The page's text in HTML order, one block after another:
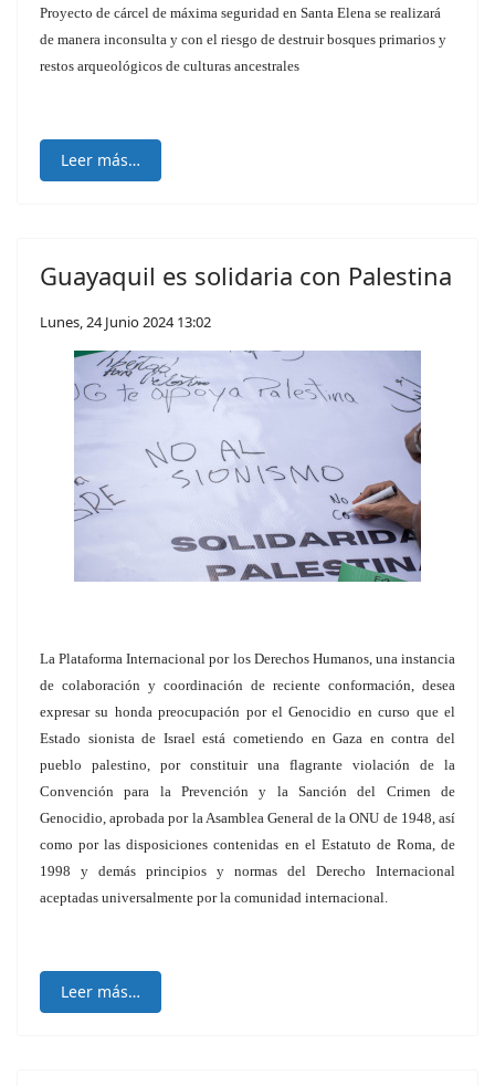
Proyecto de cárcel de máxima seguridad en Santa Elena se realizará
de manera inconsulta y con el riesgo de destruir bosques primarios y
restos arqueológicos de culturas ancestrales
Leer más…
Guayaquil es solidaria con Palestina
Lunes, 24 Junio 2024 13:02
La Plataforma Internacional por los Derechos Humanos, una instancia
de colaboración y coordinación de reciente conformación, desea
expresar su honda preocupación por el Genocidio en curso que el
Estado sionista de Israel está cometiendo en Gaza en contra del
pueblo palestino, por constituir una flagrante violación de la
Convención para la Prevención y la Sanción del Crimen de
Genocidio, aprobada por la Asamblea General de la ONU de 1948, así
como por las disposiciones contenidas en el Estatuto de Roma, de
1998 y demás principios y normas del Derecho Internacional
aceptadas universalmente por la comunidad internacional.
Leer más…